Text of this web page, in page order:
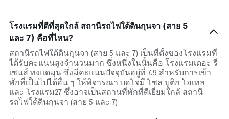
โรงแรมที่ดีที่สุดใกล้ สถานีรถไฟใต้ดินกุนจา (สาย 5
และ 7) คือที่ไหน?
สถานีรถไฟใต้ดินกุนจา (สาย 5 และ 7) เป็นที่ตั้งของโรงแรมที่
ได้รับคะแนนสูงจำนวนมาก ซึ่งหนึ่งในนั้นคือ โรงแรมเดอะ รี
เซนส์ ทงแดมุน ซึ่งมีคะแนนปัจจุบันอยู่ที่ 7.9 สำหรับการเข้า
พักที่เป็นไปได้อื่น ๆ ให้พิจารณา บอโจมี โซล บูติก โฮเทล
และ โรงแรม27 ซึ่งอาจเป็นสถานที่พักที่ดีเยี่ยมใกล้ สถานี
รถไฟใต้ดินกุนจา (สาย 5 และ 7)